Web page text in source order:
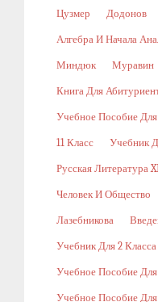
Цузмер Додонов
Алгебра И Начала
Миндюк Муравин
Книга Для
Учебное Пособие
11 Класс Учебник
Русская Литература
Человек И Общество
Лазебникова
Учебник Для 2
Учебное Пособие
Учебное Пособие